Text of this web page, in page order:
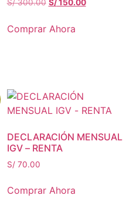
S/300.00
original
S/150.00
Comprar Ahora
DECLARACIÓN MENSUAL
IGV – RENTA
S/70.00
Comprar Ahora